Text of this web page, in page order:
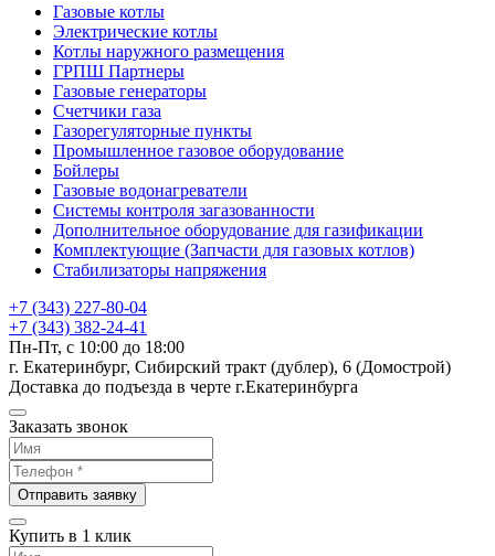
Газовые котлы
Электрические котлы
Котлы наружного размещения
ГРПШ Партнеры
Газовые генераторы
Счетчики газа
Газорегуляторные пункты
Промышленное газовое оборудование
Бойлеры
Газовые водонагреватели
Системы контроля загазованности
Дополнительное оборудование для газификации
Комплектующие (Запчасти для газовых котлов)
Стабилизаторы напряжения
+7 (343) 227-80-04
+7 (343) 382-24-41
Пн-Пт, с 10:00 до 18:00
г. Екатеринбург, Сибирский тракт (дублер), 6 (Домострой)
Доставка до подъезда в черте г.Екатеринбурга
Заказать звонок
Отправить заявку
Купить в 1 клик